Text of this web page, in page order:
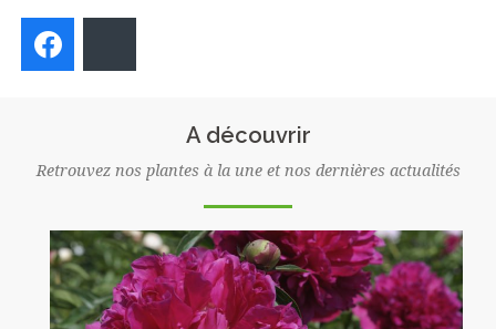
A découvrir
Retrouvez nos plantes à la une et nos dernières actualités